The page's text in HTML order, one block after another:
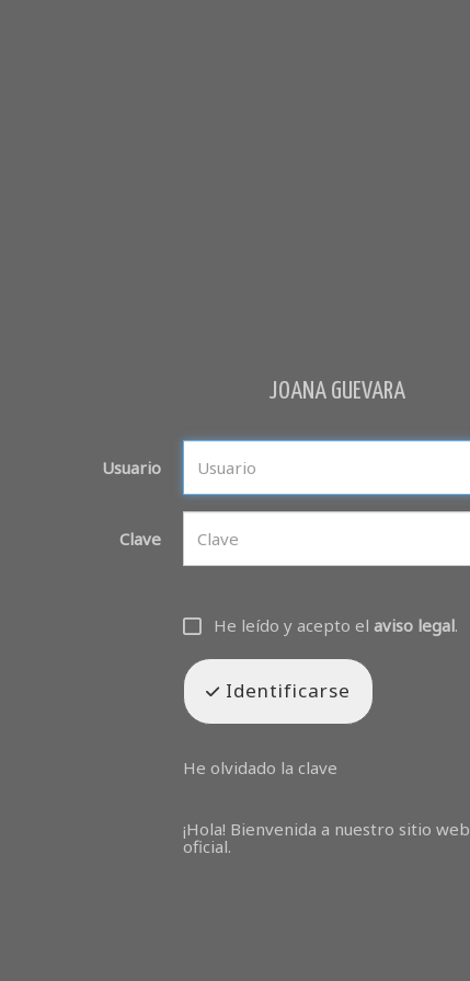
JOANA GUEVARA
Usuario
Clave
He leído y acepto el aviso legal.
Identificarse
He olvidado la clave
¡Hola! Bienvenida a nuestro sitio web
oficial.